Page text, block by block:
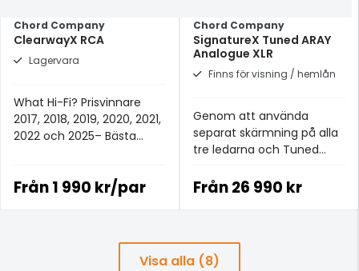
Chord Company
ClearwayX RCA
Lagervara
What Hi-Fi? Prisvinnare
2017, 2018, 2019, 2020, 2021,
2022 och 2025– Bästa
Från1 990 kr/par
Chord Company
SignatureX Tuned ARAY
Analogue XLR
Finns för visning / hemlån
Genom att använda
separat skärmning på alla
tre ledarna och Tuned
kunnat producera en
Från26 990 kr
Visa alla (8)